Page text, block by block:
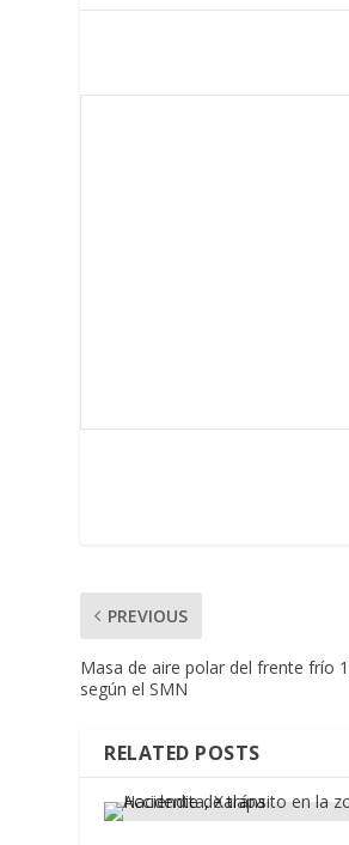
PREVIOUS
Masa de aire polar del frente frío
según el SMN
RELATED POSTS